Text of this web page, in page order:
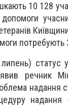
10 128
Київщини
речник